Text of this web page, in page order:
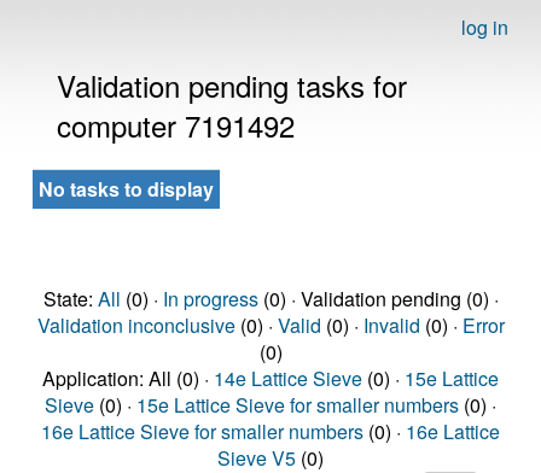
log in
Validation pending tasks for
computer 7191492
No tasks to display
State: All (0) · In progress(0) · Validation pending (0) ·
Validation inconclusive(0) · Valid (0) · Invalid (0) · Error
(0)
Application: All (0) · 14e Lattice Sieve (0) · 15e Lattice
Sieve (0) · 15e Lattice Sieve for smaller numbers (0) ·
16e Lattice Sieve for smaller numbers (0) · 16e Lattice
Sieve V5 (0)